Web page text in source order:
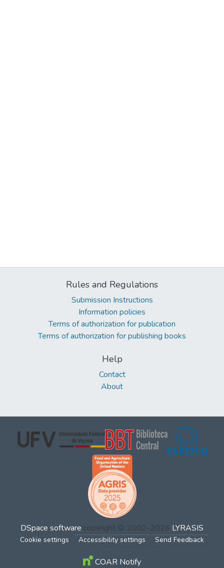
Rules and Regulations
Submission Instructions
Information policies
Terms of authorization for publication
Terms of authorization for publishing books
Help
Contact
About
DSpace software copyright © 2002-2026 LYRASIS
Cookie settings Accessibility settings Send Feedback
COAR Notify